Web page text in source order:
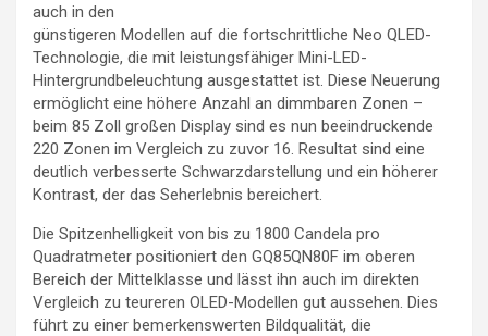
auch in den
günstigeren Modellen auf die fortschrittliche Neo QLED-
Technologie, die mit leistungsfähiger Mini-LED-
Hintergrundbeleuchtung ausgestattet ist. Diese Neuerung
ermöglicht eine höhere Anzahl an dimmbaren Zonen –
beim 85 Zoll großen Display sind es nun beeindruckende
220 Zonen im Vergleich zu zuvor 16. Resultat sind eine
deutlich verbesserte Schwarzdarstellung und ein höherer
Kontrast, der das Seherlebnis bereichert.
Die Spitzenhelligkeit von bis zu 1800 Candela pro
Quadratmeter positioniert den GQ85QN80F im oberen
Bereich der Mittelklasse und lässt ihn auch im direkten
Vergleich zu teureren OLED-Modellen gut aussehen. Dies
führt zu einer bemerkenswerten Bildqualität, die